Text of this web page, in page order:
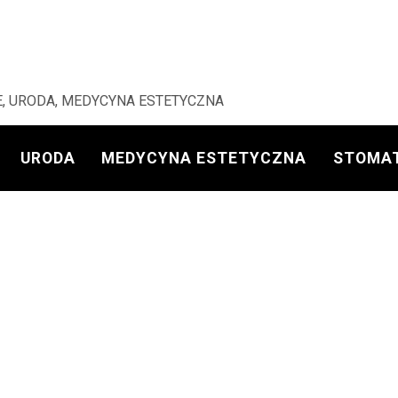
URODA, MEDYCYNA ESTETYCZNA
URODA MEDYCYNA ESTETYCZNA